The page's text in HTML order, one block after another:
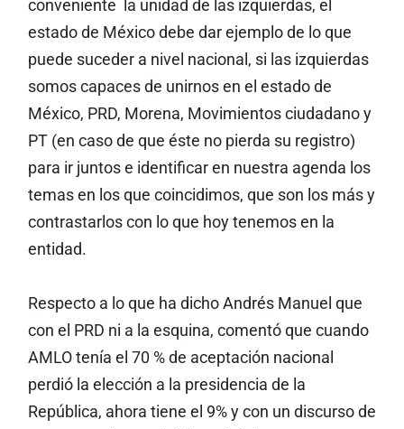
conveniente la unidad de las izquierdas, el
estado de México debe dar ejemplo de lo que
puede suceder a nivel nacional, si las izquierdas
somos capaces de unirnos en el estado de
México, PRD, Morena, Movimientos ciudadano y
PT (en caso de que éste no pierda su registro)
para ir juntos e identificar en nuestra agenda los
temas en los que coincidimos, que son los más y
contrastarlos con lo que hoy tenemos en la
entidad.
Respecto a lo que ha dicho Andrés Manuel que
con el PRD ni a la esquina, comentó que cuando
AMLO tenía el 70 % de aceptación nacional
perdió la elección a la presidencia de la
República, ahora tiene el 9% y con un discurso de